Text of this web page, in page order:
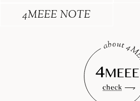
4MEEE NOTE